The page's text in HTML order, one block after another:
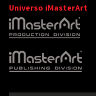
Universo iMasterArt